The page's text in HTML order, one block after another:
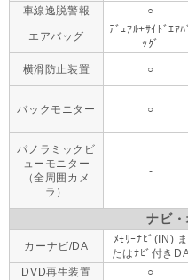
車線逸脱警報 ○
エアバッグ
ﾃﾞｭｱﾙ+ｻｲﾄﾞｴｱﾊ
ｯｸﾞ
横滑防止装置 ○
バックモニター ○
パノラミックビ
ューモニター
（全周囲カメ
ラ）
-
ナビ・
カーナビ/DA
ﾒﾓﾘｰﾅﾋﾞ(IN) ま
たはﾅﾋﾞ付き
DVD再生装置 ○